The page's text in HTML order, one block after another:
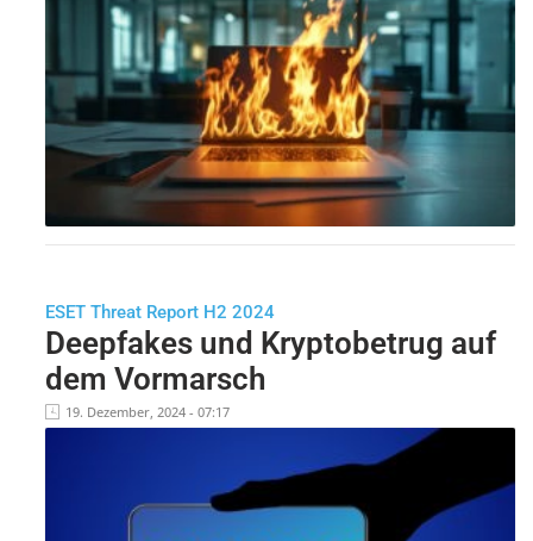
ESET Threat Report H2 2024
Deepfakes und Kryptobetrug auf
dem Vormarsch
19. Dezember, 2024 - 07:17